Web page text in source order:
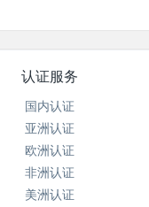
认证服务
国内认证
亚洲认证
欧洲认证
非洲认证
美洲认证